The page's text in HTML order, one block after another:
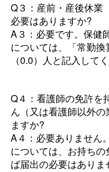
Q３：産前・産後休業
必要はありますか?
A３：必要です。保健
については、「常勤
（0.0）人と記入してく
Q４：看護師の免許を
ん（又は看護師以外
ますか?
A４：必要ありません
については、お持ち
ば届出の必要はありま